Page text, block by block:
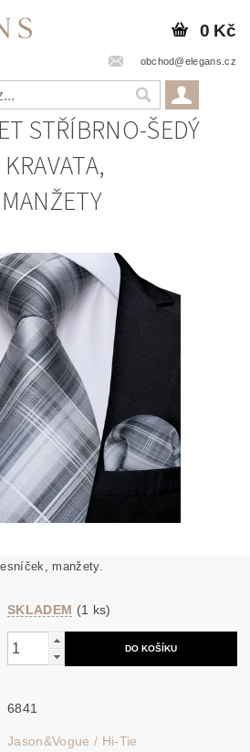
obchod@elegans.cz
0 Kč
STŘÍBRNO-ŠEDÝ
manžety.
SKLADEM (1 ks)
6841
Jason&Vogue / Hi-Tie